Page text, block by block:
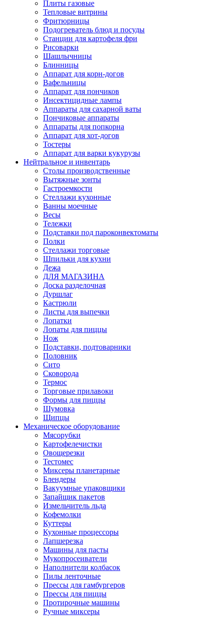
Плиты газовые
Тепловые витрины
Фритюрницы
Подогреватель блюд и посуды
Станции для картофеля фри
Рисоварки
Шашлычницы
Блинницы
Аппарат для корн-догов
Вафельницы
Аппарат для пончиков
Инсектицидные лампы
Аппараты для сахарной ваты
Пончиковые аппараты
Аппараты для попкорна
Аппарат для хот-догов
Тостеры
Аппарат для варки кукурузы
Нейтральное и инвентарь
Столы производственные
Вытяжные зонты
Гастроемкости
Стеллажи кухонные
Ванны моечные
Весы
Тележки
Подставки под пароконвектоматы
Полки
Стеллажи торговые
Шпильки для кухни
Дежа
ДЛЯ МАГАЗИНА
Доска разделочная
Дуршлаг
Кастрюли
Листы для выпечки
Лопатки
Лопаты для пиццы
Нож
Подставки, подтоварники
Половник
Сито
Сковорода
Термос
Торговые прилавоки
Формы для пиццы
Шумовка
Щипцы
Механическое оборудование
Мясорубки
Картофелечистки
Овощерезки
Тестомес
Миксеры планетарные
Блендеры
Вакуумные упаковщики
Запайщик пакетов
Измельчитель льда
Кофемолки
Куттеры
Кухонные процессоры
Лапшерезка
Машины для пасты
Мукопросеиватели
Наполнители колбасок
Пилы ленточные
Прессы для гамбургеров
Прессы для пиццы
Протирочные машины
Ручные миксеры